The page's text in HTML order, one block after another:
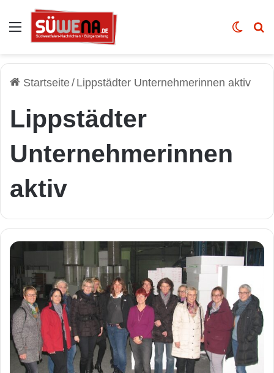
Auswahl Skin
Startseite/ Lippstädter Unternehmerinnen aktiv
Lippstädter
Unternehmerinnen
aktiv